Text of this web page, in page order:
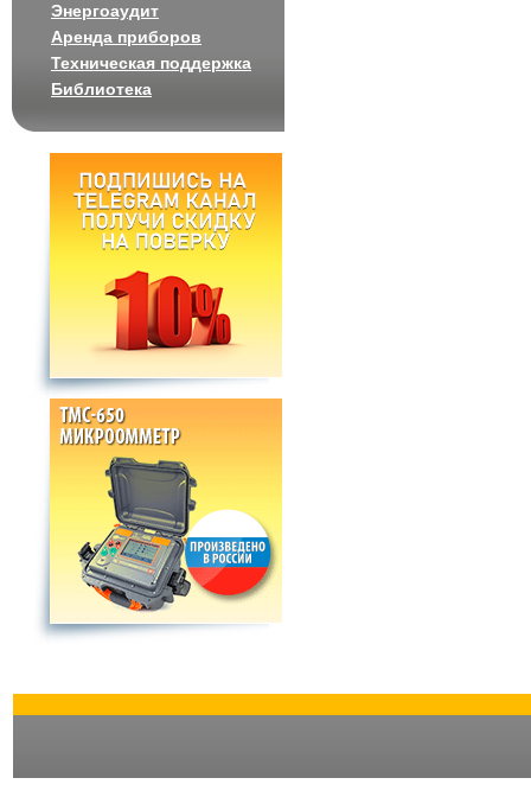
Энергоаудит
Аренда приборов
Техническая поддержка
Библиотека